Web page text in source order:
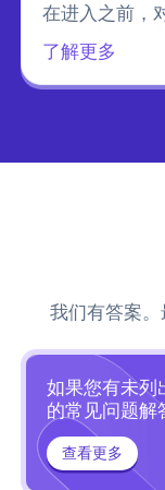
在进入之前，
了解更多
我们有答案。
如果您有未列
的常见问题解
查看更多